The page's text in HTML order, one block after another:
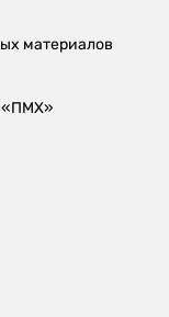
материалов
«ПМХ»